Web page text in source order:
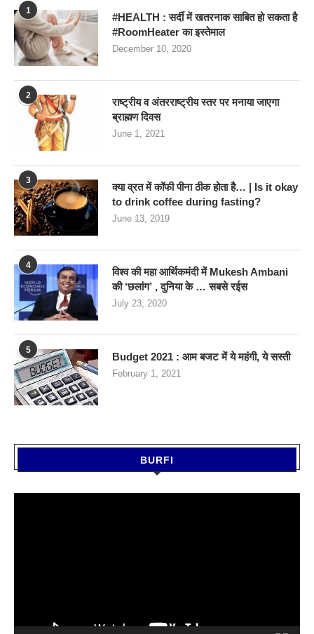
1
#HEALTH : सर्दी में खतरनाक साबित हो सकता है
#RoomHeater का इस्तेमाल
December 10, 2020
2
राष्ट्रीय व अंतरराष्ट्रीय स्तर पर मनाया जाएगा
ब्राह्मण दिवस
June 1, 2021
3
क्या व्रत में कॉफी पीना ठीक होता है… | Is it okay
to drink coffee during fasting?
June 13, 2019
4
विश्व की महा आर्थिकमंदी में Mukesh Ambani
की ‘छलांग’ , दुनिया के … सबसे रईस
July 23, 2020
5
Budget 2021 : आम बजट में ये महंगी, ये सस्‍ती
February 1, 2021
BURFI